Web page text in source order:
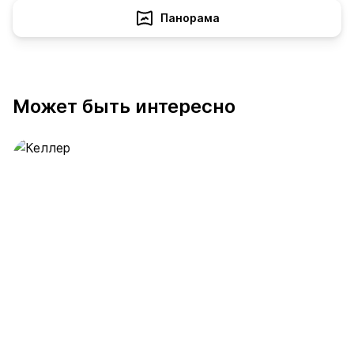
Панорама
Может быть интересно